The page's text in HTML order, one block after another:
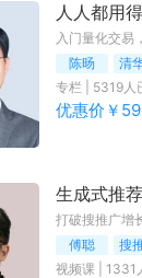
人人都用
入门量化交易
陈旸
清
专栏
5319人
优惠价￥ 59
生成式推
打破搜推广增
傅聪
搜
视频课| 1331